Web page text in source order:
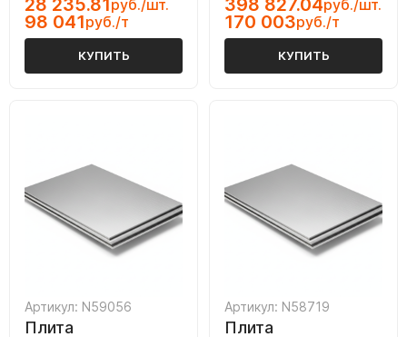
28 235.81 руб./шт.
98 041руб./т
КУПИТЬ
398 827.04руб./шт.
170 003руб./т
КУПИТЬ
Артикул: N59056
Плита
Артикул: N58719
Плита